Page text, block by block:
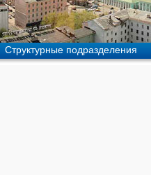
Структурные подразделения